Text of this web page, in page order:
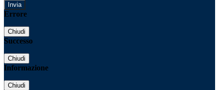
Errore
Chiudi
Successo
Chiudi
Informazione
Chiudi